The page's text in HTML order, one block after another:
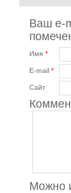
Ваш e-
Имя *
E-mail *
Сайт
Можно